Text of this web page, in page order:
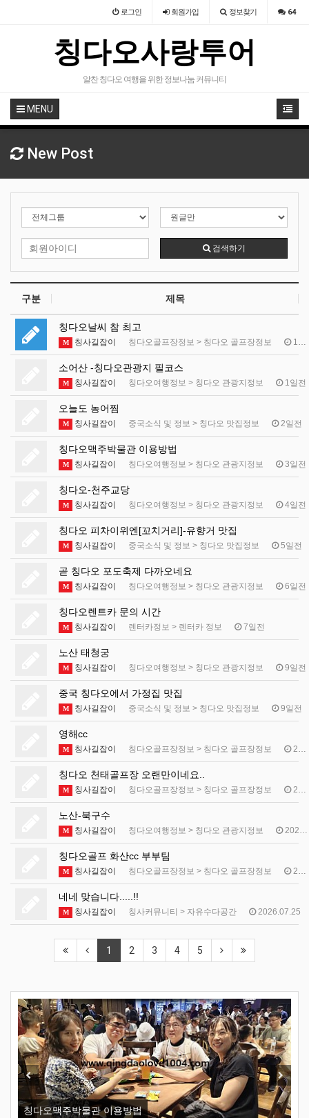
로그인 회원가입 정보찾기 64
칭다오사랑투어
알찬 칭다오 여행을 위한 정보나눔 커뮤니티
MENU
New Post
검색하기
구분 제목
칭다오날씨 참 최고
M 칭사길잡이 칭다오골프장정보 > 칭다오 골프장정보 11시간전
소어산 -칭다오관광지 필코스
M 칭사길잡이 칭다오여행정보 > 칭다오 관광지정보 1일전
오늘도 농어찜
M 칭사길잡이 중국소식 및 정보 > 칭다오 맛집정보 2일전
칭다오맥주박물관 이용방법
M 칭사길잡이 칭다오여행정보 > 칭다오 관광지정보 3일전
칭다오-천주교당
M 칭사길잡이 칭다오여행정보 > 칭다오 관광지정보 4일전
칭다오 피차이위엔[꼬치거리]-유향거 맛집
M 칭사길잡이 중국소식 및 정보 > 칭다오 맛집정보 5일전
곧 칭다오 포도축제 다까오네요
M 칭사길잡이 칭다오여행정보 > 칭다오 관광지정보 6일전
칭다오렌트카 문의 시간
M 칭사길잡이 렌터카정보 > 렌터카 정보 7일전
노산 태청궁
M 칭사길잡이 칭다오여행정보 > 칭다오 관광지정보 9일전
중국 칭다오에서 가정집 맛집
M 칭사길잡이 중국소식 및 정보 > 칭다오 맛집정보 9일전
영해cc
M 칭사길잡이 칭다오골프장정보 > 칭다오 골프장정보 2026.07.29
칭다오 천태골프장 오랜만이네요..
M 칭사길잡이 칭다오골프장정보 > 칭다오 골프장정보 2026.07.28
노산-북구수
M 칭사길잡이 칭다오여행정보 > 칭다오 관광지정보 2026.07.27
칭다오골프 화산cc 부부팀
M 칭사길잡이 칭다오골프장정보 > 칭다오 골프장정보 2026.07.26
네네 맞습니다.....!!
M 칭사길잡이 칭사커뮤니티 > 자유수다공간 2026.07.25
1 2 3 4 5
칭다오맥주박물관 이용방법
Previous Next